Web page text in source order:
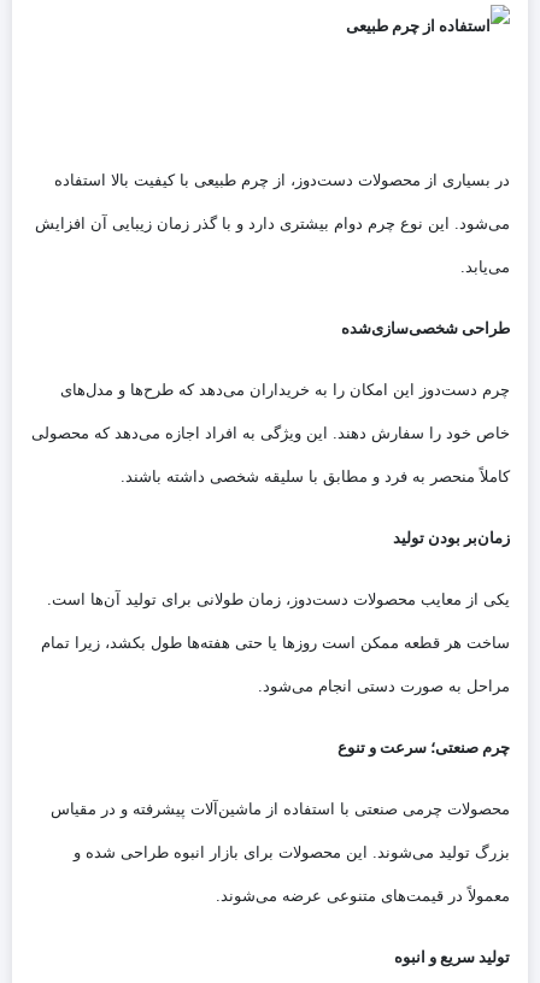
در بسیاری از محصولات دست‌دوز، از چرم طبیعی با کیفیت بالا استفاده
می‌شود. این نوع چرم دوام بیشتری دارد و با گذر زمان زیبایی آن افزایش
می‌یابد.
طراحی شخصی‌سازی‌شده
چرم دست‌دوز این امکان را به خریداران می‌دهد که طرح‌ها و مدل‌های
خاص خود را سفارش دهند. این ویژگی به افراد اجازه می‌دهد که محصولی
کاملاً منحصر به فرد و مطابق با سلیقه شخصی داشته باشند.
زمان‌بر بودن تولید
یکی از معایب محصولات دست‌دوز، زمان طولانی برای تولید آن‌ها است.
ساخت هر قطعه ممکن است روزها یا حتی هفته‌ها طول بکشد، زیرا تمام
مراحل به صورت دستی انجام می‌شود.
چرم صنعتی؛ سرعت و تنوع
محصولات چرمی صنعتی با استفاده از ماشین‌آلات پیشرفته و در مقیاس
بزرگ تولید می‌شوند. این محصولات برای بازار انبوه طراحی شده و
معمولاً در قیمت‌های متنوعی عرضه می‌شوند.
تولید سریع و انبوه